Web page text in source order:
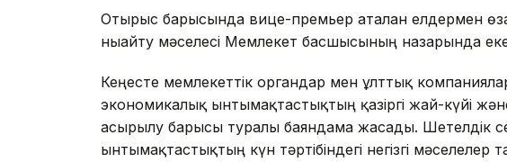
Отырыс барысында вице-премьер аталған елдермен
нығайту мәселесі Мемлекет басшысының назарында
Кеңесте мемлекеттік органдар мен ұлттық
экономикалық ынтымақтастықтың қазіргі жай-күйі
асырылу барысы туралы баяндама жасады. Шетелдік
ынтымақтастықтың күн тәртібіндегі негізгі